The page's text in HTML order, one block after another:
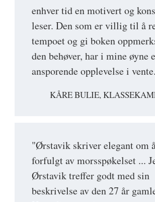
enhver tid en motivert og
leser. Den som er villig til å
tempoet og gi boken
den behøver, har i mine øyne
ansporende opplevelse i
KÅRE BULIE,
"Ørstavik skriver elegant om
forfulgt av morsspøkelset ...
Ørstavik treffer godt med sin
beskrivelse av den 27 år